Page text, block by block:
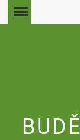
Skip
to